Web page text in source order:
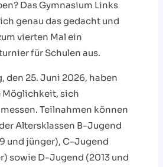
Das Gymnasium Links
genau das gedacht und
vierten Mal ein
für Schulen aus.
den 25. Juni 2026, haben
Möglichkeit, sich
Teilnahmen können
Altersklassen B-Jugend
und jünger), C-Jugend
sowie D-Jugend (2013 und